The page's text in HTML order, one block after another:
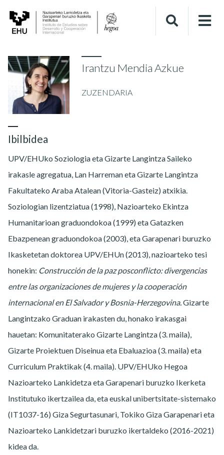
Irantzu Mendia Azkue
ZUZENDARIA
Ibilbidea
UPV/EHUko Soziologia eta Gizarte Langintza Saileko
irakasle agregatua, Lan Harreman eta Gizarte Langintza
Fakultateko Araba Atalean (Vitoria-Gasteiz) atxikia.
Soziologian lizentziatua (1998), Nazioarteko Ekintza
Humanitarioan graduondokoa (1999) eta Gatazken
Ebazpenean graduondokoa (2003), eta Garapenari buruzko
Ikasketetan doktorea UPV/EHUn (2013), nazioarteko tesi
honekin: Construcción de la paz posconflicto: divergencias
entre las organizaciones de mujeres y la cooperación
internacional en El Salvador y Bosnia-Herzegovina.Gizarte
Langintzako Graduan irakasten du, honako irakasgai
hauetan: Komunitaterako Gizarte Langintza (3. maila),
Gizarte Proiektuen Diseinua eta Ebaluazioa (3. maila) eta
Curriculum Praktikak (4. maila). UPV/EHUko Hegoa
Nazioarteko Lankidetza eta Garapenari buruzko Ikerketa
Institutuko ikertzailea da, eta euskal unibertsitate-sistemako
(IT1037-16) Giza Segurtasunari, Tokiko Giza Garapenari eta
Nazioarteko Lankidetzari buruzko ikertaldeko (2016-2021)
kidea da.